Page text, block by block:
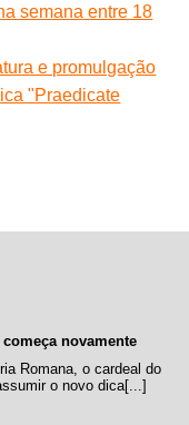
semana entre 18
e promulgação
"Praedicate
novamente
Romana, o cardeal do
o novo dica[...]